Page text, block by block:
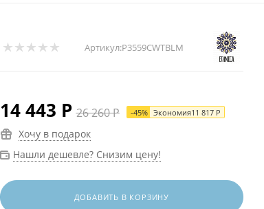
Артикул:P3559CWTBLM
14 443 Р 26 260Р -45% Экономия11 817Р
Хочу в подарок
Нашли дешевле? Снизим цену!
ДОБАВИТЬ В КОРЗИНУ